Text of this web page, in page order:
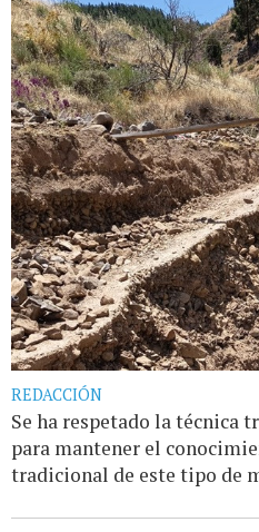
REDACCIÓN
Se ha respetado la técnica
para mantener el
tradicional de este tipo de